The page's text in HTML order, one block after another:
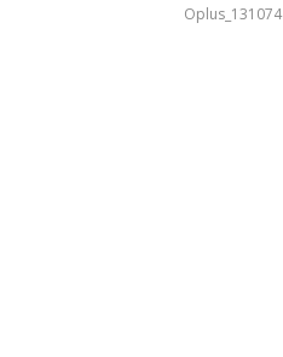
Oplus_131074
dan Wakil